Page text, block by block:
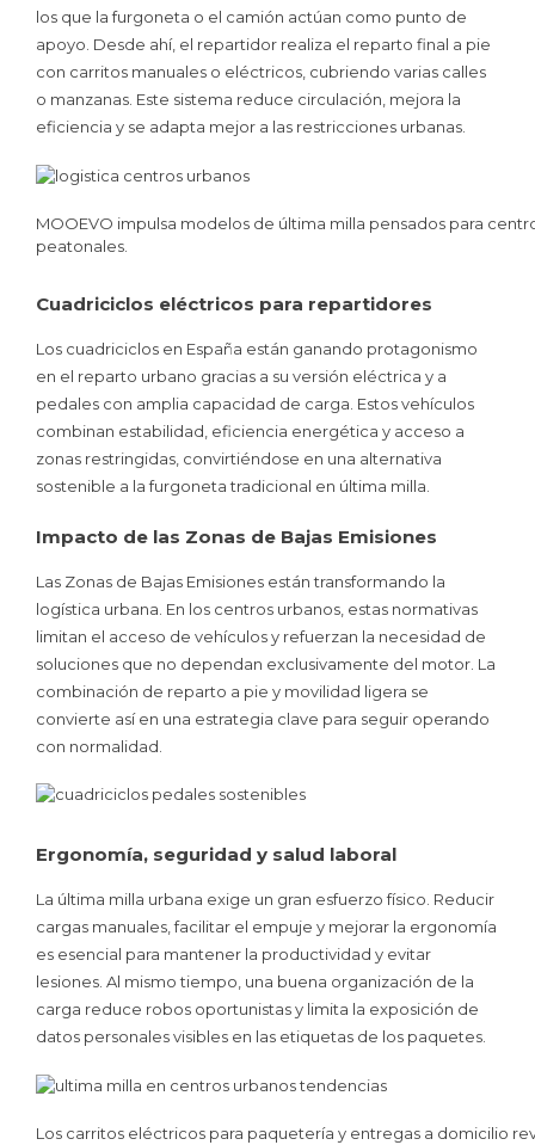
los que la furgoneta o el camión actúan como punto de
apoyo. Desde ahí, el repartidor realiza el reparto final a pie
con carritos manuales o eléctricos, cubriendo varias calles
o manzanas. Este sistema reduce circulación, mejora la
eficiencia y se adapta mejor a las restricciones urbanas.
MOOEVO impulsa modelos de última milla pensados para
peatonales.
Cuadriciclos eléctricos para repartidores
Los cuadriciclos en España están ganando protagonismo
en el reparto urbano gracias a su versión eléctrica y a
pedales con amplia capacidad de carga. Estos vehículos
combinan estabilidad, eficiencia energética y acceso a
zonas restringidas, convirtiéndose en una alternativa
sostenible a la furgoneta tradicional en última milla.
Impacto de las Zonas de Bajas Emisiones
Las Zonas de Bajas Emisiones están transformando la
logística urbana. En los centros urbanos, estas normativas
limitan el acceso de vehículos y refuerzan la necesidad de
soluciones que no dependan exclusivamente del motor. La
combinación de reparto a pie y movilidad ligera se
convierte así en una estrategia clave para seguir operando
con normalidad.
Ergonomía, seguridad y salud laboral
La última milla urbana exige un gran esfuerzo físico. Reducir
cargas manuales, facilitar el empuje y mejorar la ergonomía
es esencial para mantener la productividad y evitar
lesiones. Al mismo tiempo, una buena organización de la
carga reduce robos oportunistas y limita la exposición de
datos personales visibles en las etiquetas de los paquetes.
Los carritos eléctricos para paquetería y entregas a domicilio